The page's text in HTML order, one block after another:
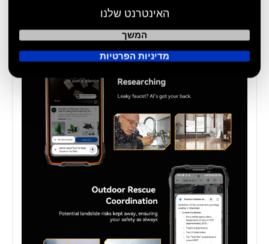
האינטרנט שלנו
המשך
מדיניות הפרטיות